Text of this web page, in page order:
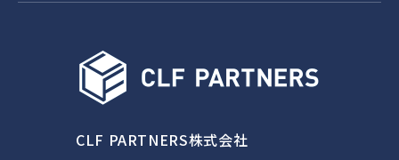
CLF PARTNERS株式会社